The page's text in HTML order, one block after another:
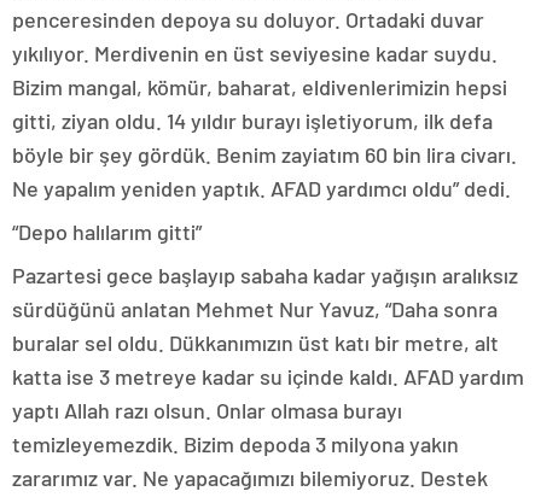
penceresinden depoya su doluyor. Ortadaki duvar
yıkılıyor. Merdivenin en üst seviyesine kadar suydu.
Bizim mangal, kömür, baharat, eldivenlerimizin hepsi
gitti, ziyan oldu. 14 yıldır burayı işletiyorum, ilk defa
böyle bir şey gördük. Benim zayiatım 60 bin lira civarı.
Ne yapalım yeniden yaptık. AFAD yardımcı oldu” dedi.
“Depo halılarım gitti”
Pazartesi gece başlayıp sabaha kadar yağışın aralıksız
sürdüğünü anlatan Mehmet Nur Yavuz, “Daha sonra
buralar sel oldu. Dükkanımızın üst katı bir metre, alt
katta ise 3 metreye kadar su içinde kaldı. AFAD yardım
yaptı Allah razı olsun. Onlar olmasa burayı
temizleyemezdik. Bizim depoda 3 milyona yakın
zararımız var. Ne yapacağımızı bilemiyoruz. Destek